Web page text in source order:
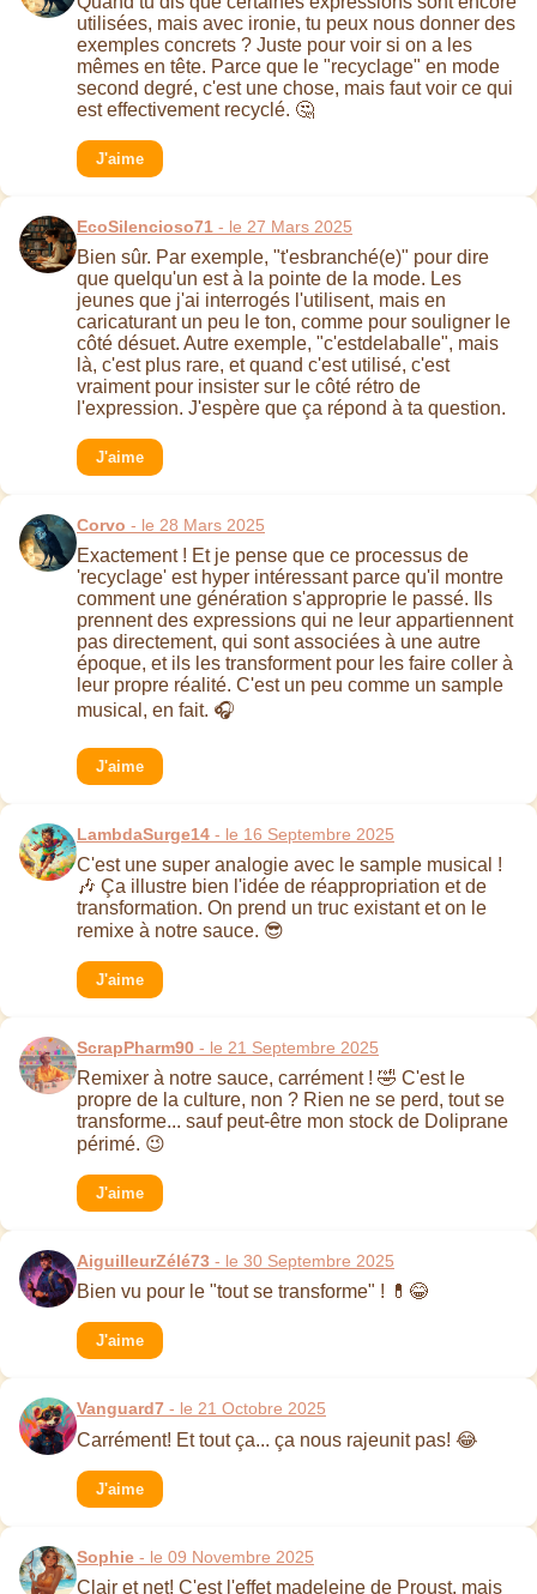
utilisées, mais avec ironie, tu peux nous donner des
exemples concrets ? Juste pour voir si on a les
mêmes en tête. Parce que le "recyclage" en mode
second degré, c'est une chose, mais faut voir ce qui
est effectivement recyclé. 🤔
J'aime
EcoSilencioso71 - le 27 Mars 2025
Bien sûr. Par exemple, "t'esbranché(e)" pour dire
que quelqu'un est à la pointe de la mode. Les
jeunes que j'ai interrogés l'utilisent, mais en
caricaturant un peu le ton, comme pour souligner le
côté désuet. Autre exemple, "c'estdelaballe", mais
là, c'est plus rare, et quand c'est utilisé, c'est
vraiment pour insister sur le côté rétro de
l'expression. J'espère que ça répond à ta question.
J'aime
Corvo - le 28 Mars 2025
Exactement ! Et je pense que ce processus de
'recyclage' est hyper intéressant parce qu'il montre
comment une génération s'approprie le passé. Ils
prennent des expressions qui ne leur appartiennent
pas directement, qui sont associées à une autre
époque, et ils les transforment pour les faire coller à
leur propre réalité. C'est un peu comme un sample
musical, en fait. 🎧
J'aime
LambdaSurge14 - le 16 Septembre 2025
C'est une super analogie avec le sample musical !
🎶 Ça illustre bien l'idée de réappropriation et de
transformation. On prend un truc existant et on le
remixe à notre sauce. 😎
J'aime
ScrapPharm90 - le 21 Septembre 2025
Remixer à notre sauce, carrément ! 🤣 C'est le
propre de la culture, non ? Rien ne se perd, tout se
transforme... sauf peut-être mon stock de Doliprane
périmé. 😉
J'aime
AiguilleurZélé73 - le 30 Septembre 2025
Bien vu pour le "tout se transforme" ! 💊😂
J'aime
Vanguard7 - le 21 Octobre 2025
Carrément! Et tout ça... ça nous rajeunit pas! 😂
J'aime
Sophie - le 09 Novembre 2025
Clair et net! C'est l'effet madeleine de Proust, mais